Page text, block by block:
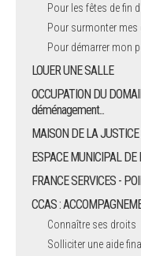
Pour les fêtes de fin
Pour surmonter
Pour démarrer mon
LOUER UNE SALLE
OCCUPATION DU
déménagement...
MAISON DE LA
ESPACE MUNICIPAL
FRANCE SERVICES -
CCAS :
Connaître ses droits
Solliciter une aide